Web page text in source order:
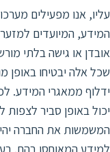
עליו, אנו מפעילים
המידע, המיועדים
אובדן או גישה בלתי
שכל אלה יבטיחו באופן
ידלוף ממאגרי המידע.
יכול באופן סביר
המשמשות את החברה
למידע המאוחסן בהם.